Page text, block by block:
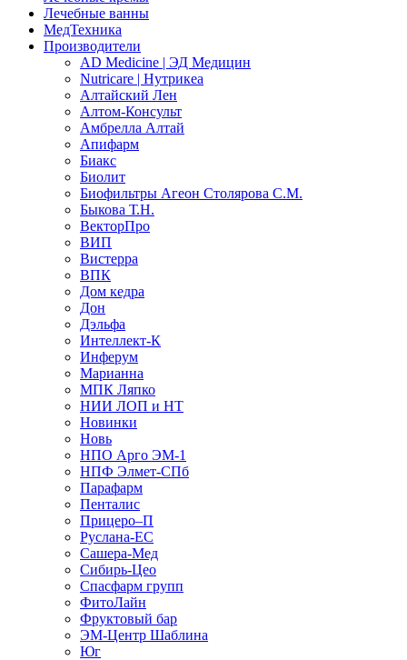
Лечебные ванны
МедТехника
Производители
AD Medicine | ЭД Медицин
Nutricare | Нутрикеа
Алтайский Лен
Алтом-Консульт
Амбрелла Алтай
Апифарм
Биакс
Биолит
Биофильтры Агеон Столярова С.М.
Быкова Т.Н.
ВекторПро
ВИП
Вистерра
ВПК
Дом кедра
Дон
Дэльфа
Интеллект-К
Инферум
Марианна
МПК Ляпко
НИИ ЛОП и НТ
Новинки
Новь
НПО Арго ЭМ-1
НПФ Элмет-СПб
Парафарм
Пенталис
Прицеро–П
Руслана-ЕС
Сашера-Мед
Сибирь-Цео
Спасфарм групп
ФитоЛайн
Фруктовый бар
ЭМ-Центр Шаблина
Юг